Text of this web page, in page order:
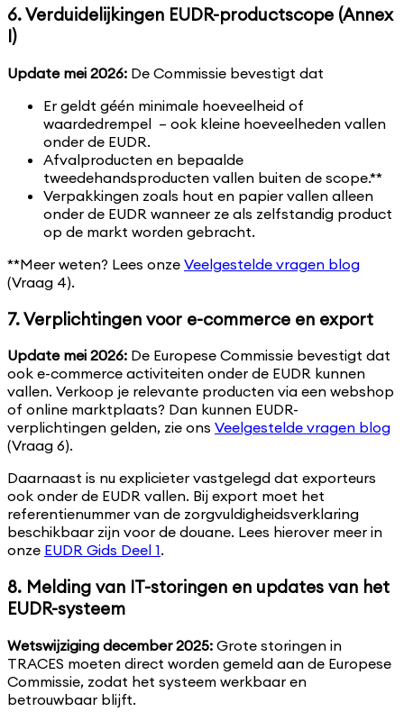
6. Verduidelijkingen EUDR-productscope (Annex
I)
Update mei 2026: De Commissie bevestigt dat
Er geldt géén minimale hoeveelheid of
waardedrempel – ook kleine hoeveelheden vallen
onder de EUDR.
Afvalproducten en bepaalde
tweedehandsproducten vallen buiten de scope.**
Verpakkingen zoals hout en papier vallen alleen
onder de EUDR wanneer ze als zelfstandig product
op de markt worden gebracht.
**Meer weten? Lees onze Veelgestelde vragen blog
(Vraag 4).
7. Verplichtingen voor e-commerce en export
Update mei 2026: De Europese Commissie bevestigt dat
ook e-commerce activiteiten onder de EUDR kunnen
vallen. Verkoop je relevante producten via een webshop
of online marktplaats? Dan kunnen EUDR-
verplichtingen gelden, zie ons Veelgestelde vragen blog
(Vraag 6).
Daarnaast is nu explicieter vastgelegd dat exporteurs
ook onder de EUDR vallen. Bij export moet het
referentienummer van de zorgvuldigheidsverklaring
beschikbaar zijn voor de douane. Lees hierover meer in
onze EUDR Gids Deel 1.
8. Melding van IT-storingen en updates van het
EUDR-systeem
Wetswijziging december 2025: Grote storingen in
TRACES moeten direct worden gemeld aan de Europese
Commissie, zodat het systeem werkbaar en
betrouwbaar blijft.